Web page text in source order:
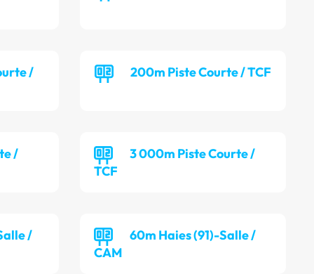
/
200m Piste Courte / TCF
/
3 000m Piste Courte /
TCF
/
60m Haies (91)-Salle /
CAM